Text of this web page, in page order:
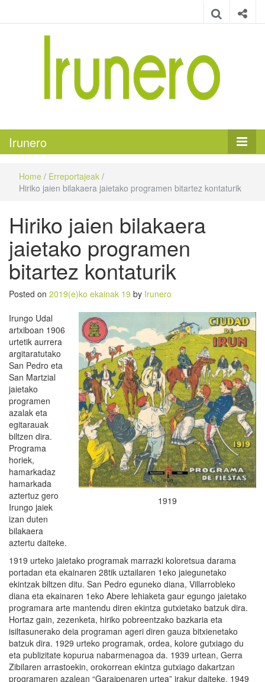
Irunero
Home / Erreportajeak /
Hiriko jaien bilakaera jaietako programen bitartez kontaturik
Hiriko jaien bilakaera
jaietako programen
bitartez kontaturik
Posted on 2019(e)ko ekainak 19 by Irunero
1919
Irungo Udal
artxiboan 1906
urtetik aurrera
argitaratutako
San Pedro eta
San Martzial
jaietako
programen
azalak eta
egitarauak
biltzen dira.
Programa
horiek,
hamarkadaz
hamarkada
aztertuz gero
Irungo jaiek
izan duten
bilakaera
aztertu daiteke.
1919 urteko jaietako programak marrazki koloretsua darama
portadan eta ekainaren 28tik uztailaren 1eko jaiegunetako
ekintzak biltzen ditu. San Pedro eguneko diana, Villarrobleko
diana eta ekainaren 1eko Abere lehiaketa gaur egungo jaietako
programara arte mantendu diren ekintza gutxietako batzuk dira.
Hortaz gain, zezenketa, hiriko pobreentzako bazkaria eta
isiltasunerako deia programan ageri diren gauza bitxienetako
batzuk dira. 1929 urteko programak, ordea, kolore gutxiago du
eta publizitate kopurua nabarmenagoa da. 1939 urtean, Gerra
Zibilaren arrastoekin, orokorrean ekintza gutxiago dakartzan
programaren azalean “Garaipenaren urtea” irakur daiteke. 1949